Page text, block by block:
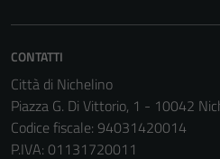
CONTATTI
Città di Nichelino
Piazza G. Di Vittorio, 1 - 10042
Codice fiscale: 94031420014
P.IVA: 01131720011